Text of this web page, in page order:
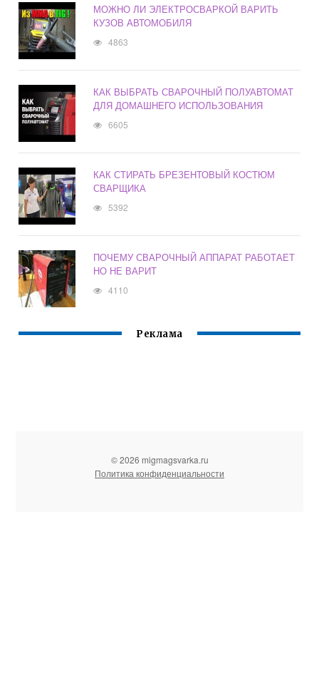
МОЖНО ЛИ ЭЛЕКТРОСВАРКОЙ ВАРИТЬ
КУЗОВ АВТОМОБИЛЯ
4863
КАК ВЫБРАТЬ СВАРОЧНЫЙ ПОЛУАВТОМАТ
ДЛЯ ДОМАШНЕГО ИСПОЛЬЗОВАНИЯ
6605
КАК СТИРАТЬ БРЕЗЕНТОВЫЙ КОСТЮМ
СВАРЩИКА
5392
ПОЧЕМУ СВАРОЧНЫЙ АППАРАТ РАБОТАЕТ
НО НЕ ВАРИТ
4110
Реклама
© 2026 migmagsvarka.ru
Политика конфиденциальности